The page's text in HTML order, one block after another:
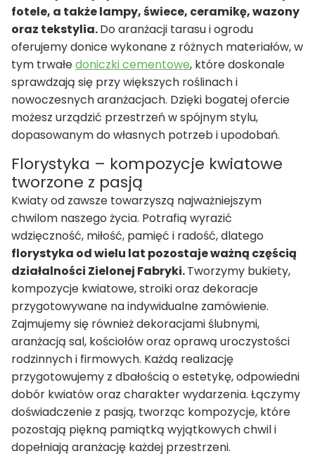
fotele, a także lampy, świece, ceramikę, wazony
oraz tekstylia.Do aranżacji tarasu i ogrodu
oferujemy donice wykonane z różnych materiałów, w
tym trwałedoniczki cementowe, które doskonale
sprawdzają się przy większych roślinach i
nowoczesnych aranżacjach. Dzięki bogatej ofercie
możesz urządzić przestrzeń w spójnym stylu,
dopasowanym do własnych potrzeb i upodobań.
Florystyka – kompozycje kwiatowe
tworzone z pasją
Kwiaty od zawsze towarzyszą najważniejszym
chwilom naszego życia. Potrafią wyrazić
wdzięczność, miłość, pamięć i radość, dlatego
florystyka od wielu lat pozostaje ważną częścią
działalności Zielonej Fabryki.Tworzymy bukiety,
kompozycje kwiatowe, stroiki oraz dekoracje
przygotowywane na indywidualne zamówienie.
Zajmujemy się również dekoracjami ślubnymi,
aranżacją sal, kościołów oraz oprawą uroczystości
rodzinnych i firmowych. Każdą realizację
przygotowujemy z dbałością o estetykę, odpowiedni
dobór kwiatów oraz charakter wydarzenia. Łączymy
doświadczenie z pasją, tworząc kompozycje, które
pozostają piękną pamiątką wyjątkowych chwil i
dopełniają aranżację każdej przestrzeni.